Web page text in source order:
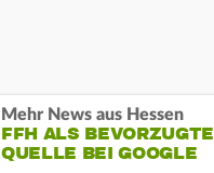
Mehr News aus Hessen
FFH ALS BEVORZUGTE
QUELLE BEI GOOGLE